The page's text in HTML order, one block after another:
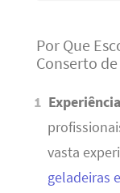
Por Que
Conserto
vasta
geladeiras